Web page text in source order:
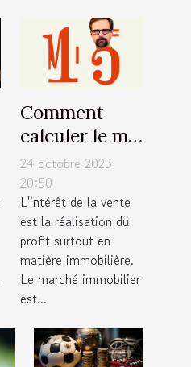
Comment
calculer le m²
?
24 octobre 2023
20:50
L'intérêt de la vente
est la réalisation du
profit surtout en
matière immobilière.
Le marché immobilier
est...